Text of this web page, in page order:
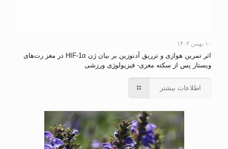
۱۰ بهمن ۱۴۰۴
اثر تمرین هوازی و تزریق آدنوزین بر بیان ژن HIF-1α در مغز رت‌های
ویستار پس از سکته مغزی- فیزیولوژی ورزشی
اطلاعات بیشتر